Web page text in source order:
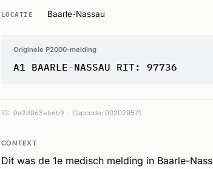
LOCATIE
Baarle-Nassau
Originele P2000-melding
A1 BAARLE-NASSAU RIT: 97736
ID: 0a2d063eb6b9 Capcode: 002029571
CONTEXT
Dit was de 1e medisch melding in Baarle-